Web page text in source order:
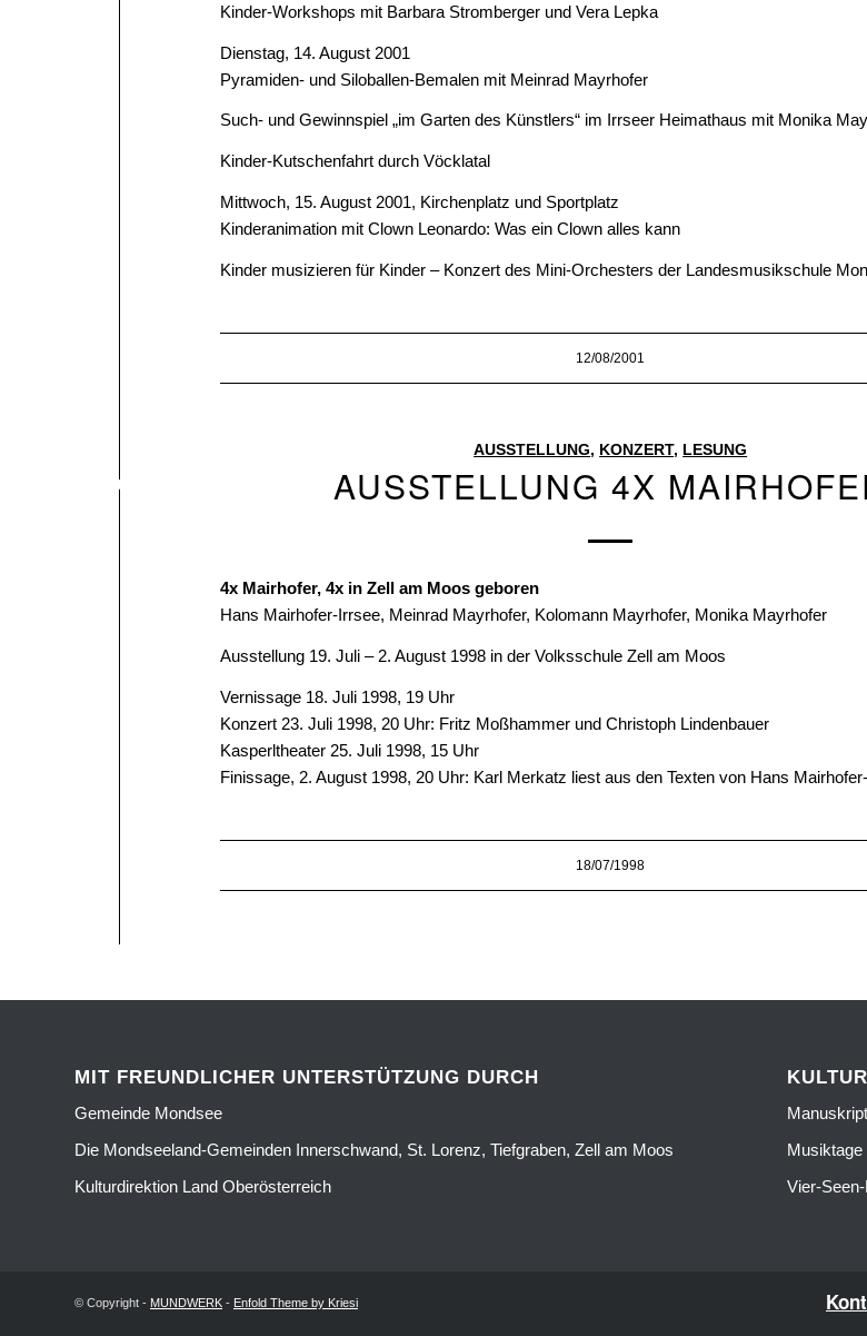
Kinder-Workshops mit Barbara Stromberger und Vera Lepka
Dienstag, 14. August 2001
Pyramiden- und Siloballen-Bemalen mit Meinrad Mayrhofer
Such- und Gewinnspiel „im Garten des Künstlers“ im Irrseer Heimathaus mit Monika
Kinder-Kutschenfahrt durch Vöcklatal
Mittwoch, 15. August 2001, Kirchenplatz und Sportplatz
Kinderanimation mit Clown Leonardo: Was ein Clown alles kann
Kinder musizieren für Kinder – Konzert des Mini-Orchesters der Landesmusikschule
12/08/2001
AUSSTELLUNG, KONZERT, LESUNG
AUSSTELLUNG 4X
4x Mairhofer, 4x in Zell am Moos geboren
Hans Mairhofer-Irrsee, Meinrad Mayrhofer, Kolomann Mayrhofer, Monika Mayrhofer
Ausstellung 19. Juli – 2. August 1998 in der Volksschule Zell am Moos
Vernissage 18. Juli 1998, 19 Uhr
Konzert 23. Juli 1998, 20 Uhr: Fritz Moßhammer und Christoph Lindenbauer
Kasperltheater 25. Juli 1998, 15 Uhr
Finissage, 2. August 1998, 20 Uhr: Karl Merkatz liest aus den Texten von Hans
18/07/1998
MIT FREUNDLICHER UNTERSTÜTZUNG DURCH
Gemeinde Mondsee
Die Mondseeland-Gemeinden Innerschwand, St. Lorenz, Tiefgraben, Zell am Moos
Kulturdirektion Land Oberösterreich
Vier-
© Copyright - MUNDWERK - Enfold Theme by Kriesi